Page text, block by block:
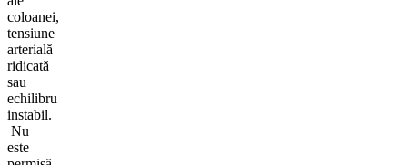
coloanei,
tensiune
arterială
ridicată
sau
echilibru
instabil.
Nu
este